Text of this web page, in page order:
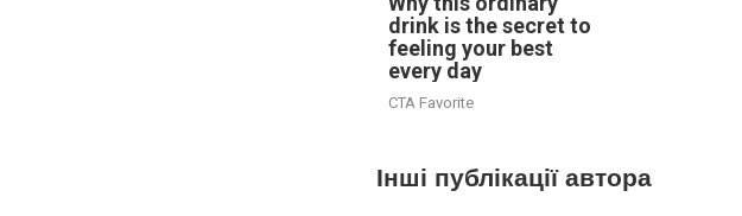
drink is the secret to
feeling your best
every day
CTA Favorite
Інші публікації автора